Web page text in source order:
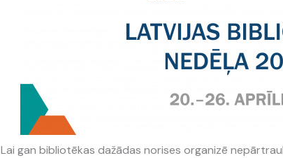
Lai gan bibliotēkas dažādas norises organizē